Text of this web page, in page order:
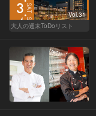
Vol.31
大人の週末ToDoリスト